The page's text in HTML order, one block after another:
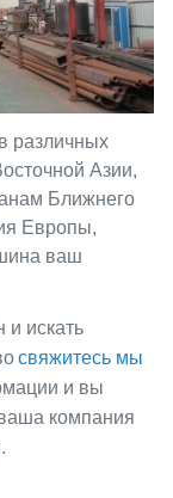
различных
Азии,
Ближнего
Европы,
ваш
искать
свяжитесь мы
и вы
компания